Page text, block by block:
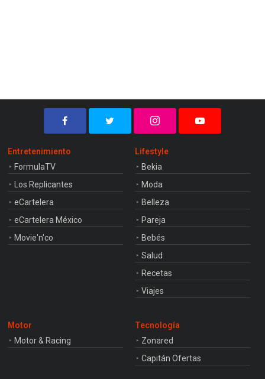
Entretenimiento
FormulaTV
Los Replicantes
eCartelera
eCartelera México
Movie'n'co
Lifestyle
Bekia
Moda
Belleza
Pareja
Bebés
Salud
Recetas
Viajes
Motor
Motor & Racing
Tecnología
Zonared
Capitán Ofertas